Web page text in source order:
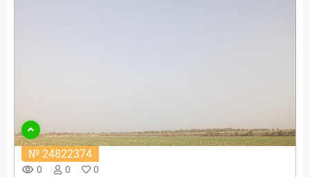
remove_red_eye 0 0 0
№ 24822374